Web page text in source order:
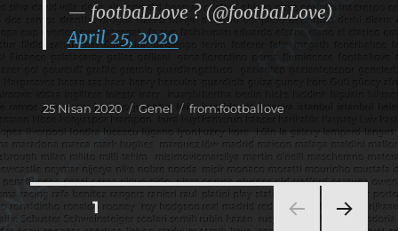
— footbaLLove ? (@footbaLLove)
April 25, 2020
Yayın
25 Nisan 2020 Kategoriler
Genel Etiketler
from:footballove
Yazı
SAYFA1